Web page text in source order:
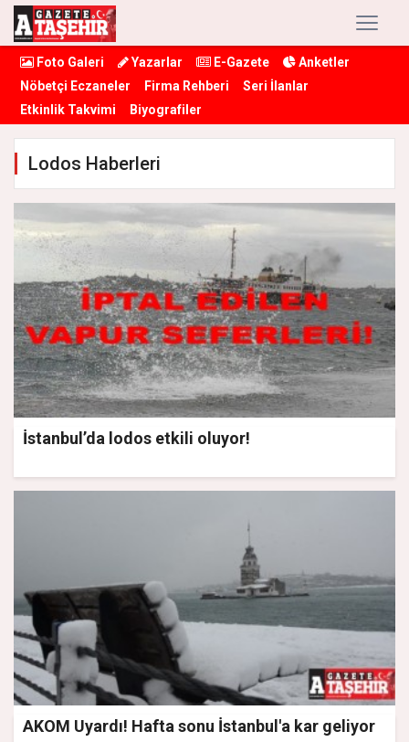
Foto Galeri Yazarlar E-Gazete
Anketler
Nöbetçi Eczaneler
Firma Rehberi
Seri İlanlar
Etkinlik Takvimi
Biyografiler
Lodos Haberleri
İstanbul’da lodos etkili oluyor!
AKOM Uyardı! Hafta sonu İstanbul'a kar geliyor